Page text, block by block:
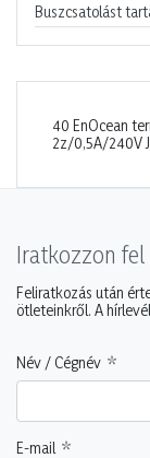
Buszcsatolást
40 EnOcean
2z/0,5A/240V
Iratkozzon fel
Feliratkozás után
ötleteinkről. A
Név / Cégnév
E-mail